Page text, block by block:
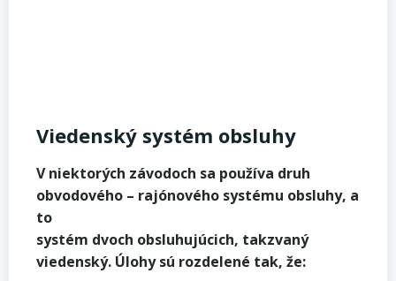
Viedenský systém obsluhy
V niektorých závodoch sa používa druh
obvodového – rajónového systému obsluhy, a
to
systém dvoch obsluhujúcich, takzvaný
viedenský. Úlohy sú rozdelené tak, že: